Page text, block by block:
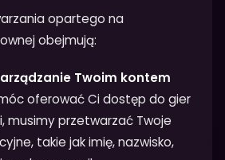
opartego na
obejmują:
Twoim kontem
oferować Ci dostęp do gier
musimy przetwarzać Twoje
takie jak imię, nazwisko,